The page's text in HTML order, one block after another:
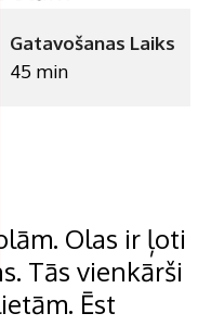
Gatavošanas Laiks
45 min
Olas ir ļoti
Tās vienkārši
Ēst